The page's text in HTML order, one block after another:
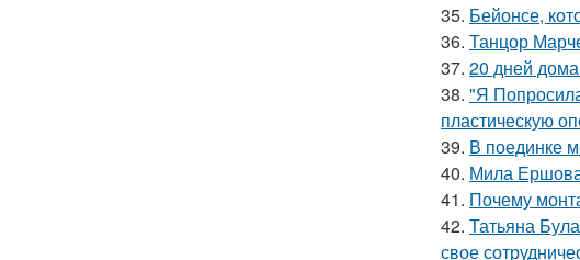
35. Бейонсе,
36. Танцор
37. 20 дней
38. "Я
пластическую
39. В поединке
40. Мила
41. Почему
42. Татьяна
свое